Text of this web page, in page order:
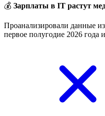
💰 Зарплаты в IT растут
Проанализировали данные из
первое полугодие 2026 года